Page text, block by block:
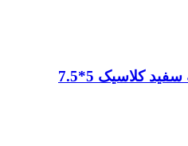
بسته 3 عددی شمع استوانه سفید کلاسیک 5*7.5